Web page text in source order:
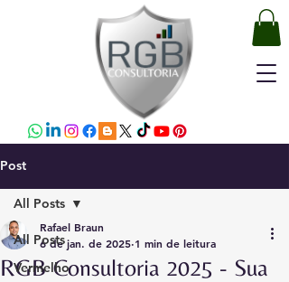
Post
All Posts
Vermelho
All Posts
RGB Consultoria 2025 - Sua
Rafael Braun
6 de jan. de 2025 1 min de leitura